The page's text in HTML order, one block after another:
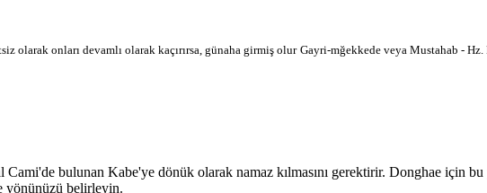
olarak onları devamlı olarak kaçırırsa, günaha girmiş olur Gayri-mğekkede veya Mustahab - Hz.
bulunan Kabe'ye dönük olarak namaz kılmasını gerektirir. Donghae için
yönünüzü belirleyin.